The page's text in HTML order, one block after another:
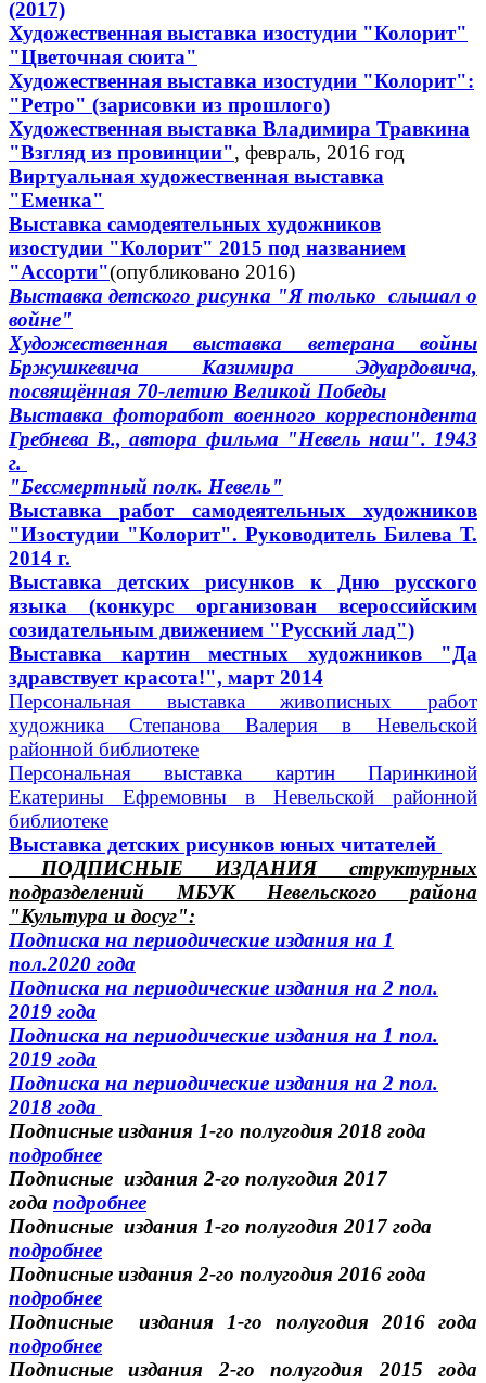
(2017)
Художественная выставка изостудии "Колорит"
"Цветочная сюита"
Художественная выставка изостудии "Колорит":
"Ретро" (зарисовки из прошлого)
Художественная выставка Владимира Травкина
"Взгляд из провинции", февраль, 2016 год
Виртуальная художественная выставка
"Еменка"
Выставка самодеятельных художников
изостудии "Колорит" 2015 под названием
"Ассорти"(опубликовано 2016)
Выставка детского рисунка "Я только слышал о
войне"
Художественная выставка ветерана войны
Бржушкевича Казимира Эдуардовича,
посвящённая 70-летию Великой Победы
Выставка фоторабот военного корреспондента
Гребнева В., автора фильма "Невель наш". 1943
г.
"Бессмертный полк. Невель"
Выставка работ самодеятельных художников
"Изостудии "Колорит". Руководитель Билева Т.
2014 г.
Выставка детских рисунков к Дню русского
языка (конкурс организован всероссийским
созидательным движением "Русский лад")
Выставка картин местных художников "Да
здравствует красота!", март 2014
Персональная выставка живописных работ
художника Степанова Валерия в Невельской
районной библиотеке
Персональная выставка картин Паринкиной
Екатерины Ефремовны в Невельской районной
библиотеке
Выставка детских рисунков юных читателей
ПОДПИСНЫЕ ИЗДАНИЯструктурных
подразделений МБУК Невельского района
"Культура и досуг":
Подписка на периодические издания на 1
пол.2020 года
Подписка на периодические издания на 2 пол.
2019 года
Подписка на периодические издания на 1 пол.
2019 года
Подписка на периодические издания на 2 пол.
2018 года
Подписные издания 1-го полугодия 2018 года
подробнее
Подписные издания 2-го полугодия 2017
года подробнее
Подписные издания 1-го полугодия 2017 года
подробнее
Подписные издания 2-го полугодия 2016 года
подробнее
Подписные издания 1-го полугодия 2016 года
подробнее
Подписные издания 2-го полугодия 2015 года